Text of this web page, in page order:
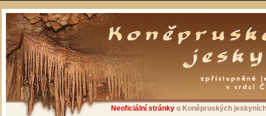
Neoficiální stránky o Koněpruských